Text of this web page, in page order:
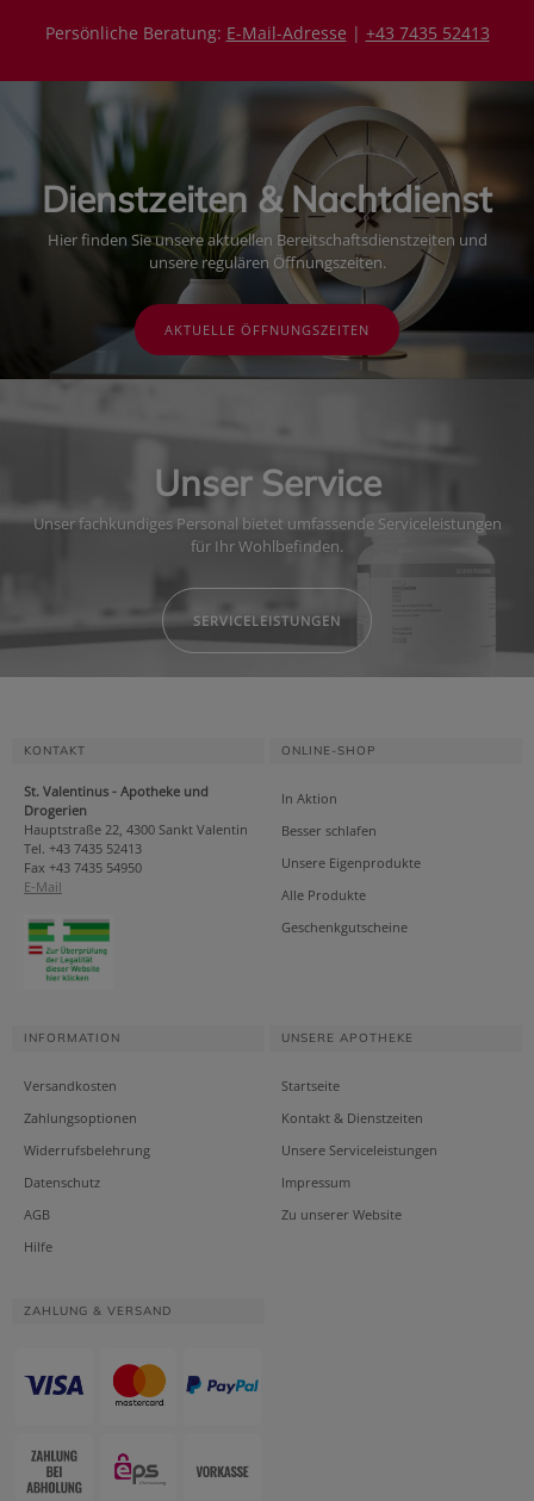
Persönliche Beratung: E-Mail-Adresse | +43 7435 52413
Dienstzeiten & Nachtdienst
Hier finden Sie unsere aktuellen Bereitschaftsdienstzeiten und
unsere regulären Öffnungszeiten.
AKTUELLE ÖFFNUNGSZEITEN
Unser Service
Unser fachkundiges Personal bietet umfassende Serviceleistungen
für Ihr Wohlbefinden.
SERVICELEISTUNGEN
KONTAKT
St. Valentinus - Apotheke und
Drogerien
Hauptstraße 22, 4300 Sankt Valentin
Tel. +43 7435 52413
Fax +43 7435 54950
E-Mail
ONLINE-SHOP
In Aktion
Besser schlafen
Unsere Eigenprodukte
Alle Produkte
Geschenkgutscheine
INFORMATION
Versandkosten
Zahlungsoptionen
Widerrufsbelehrung
Datenschutz
AGB
Hilfe
UNSERE APOTHEKE
Startseite
Kontakt & Dienstzeiten
Unsere Serviceleistungen
Impressum
Zu unserer Website
ZAHLUNG & VERSAND